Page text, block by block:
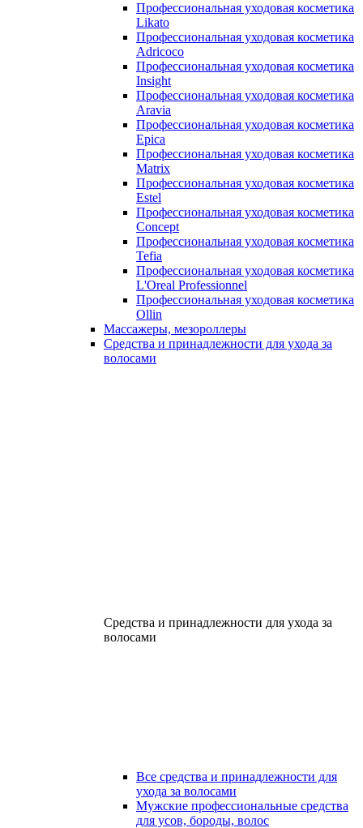
Профессиональная уходовая косметика
Likato
Профессиональная уходовая косметика
Adricoco
Профессиональная уходовая косметика
Insight
Профессиональная уходовая косметика
Aravia
Профессиональная уходовая косметика
Epica
Профессиональная уходовая косметика
Matrix
Профессиональная уходовая косметика
Estel
Профессиональная уходовая косметика
Concept
Профессиональная уходовая косметика
Tefia
Профессиональная уходовая косметика
L'Oreal Professionnel
Профессиональная уходовая косметика
Ollin
Массажеры, мезороллеры
Средства и принадлежности для ухода за
волосами
Средства и принадлежности для ухода за
волосами
Все средства и принадлежности для
ухода за волосами
Мужские профессиональные средства
для усов, бороды, волос